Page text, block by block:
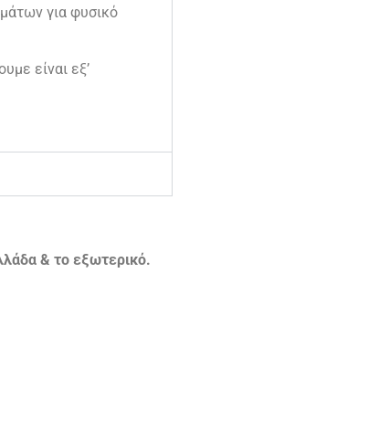
για φυσικό
είναι εξ’
& το εξωτερικό.